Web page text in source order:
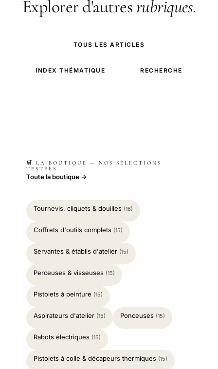
Explorer d'autresrubriques.
TOUS LES ARTICLES
INDEX THÉMATIQUE RECHERCHE
🛒 LA BOUTIQUE — NOS SÉLECTIONS
TESTÉES
Toute la boutique →
Tournevis, cliquets & douilles (16)
Coffrets d'outils complets (15)
Servantes & établis d'atelier (15)
Perceuses & visseuses (15)
Pistolets à peinture (15)
Aspirateurs d'atelier (15) Ponceuses (15)
Rabots électriques (15)
Pistolets à colle & décapeurs thermiques (15)